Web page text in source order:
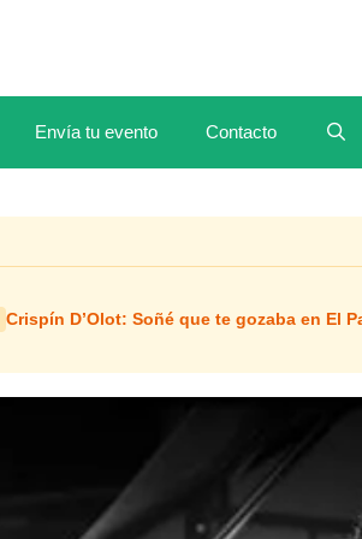
Envía tu evento Contacto
Crispín D’Olot: Soñé que te gozaba en El